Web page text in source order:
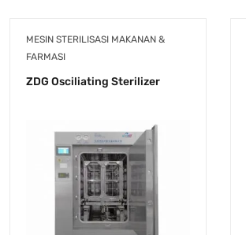
MESIN STERILISASI MAKANAN &
FARMASI
ZDG Osciliating Sterilizer